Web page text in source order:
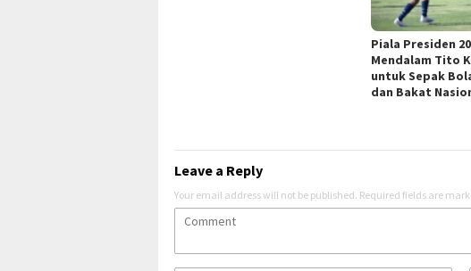
Piala Presiden
Mendalam Tito
untuk Sepak
dan Bakat
Leave a Reply
Your email address will not be published. Required fields are